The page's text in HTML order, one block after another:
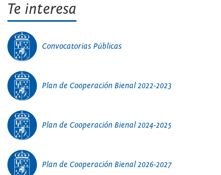
Te interesa
Convocatorias Públicas
Plan de Cooperación Bienal 2022-2023
Plan de Cooperación Bienal 2024-2025
Plan de Cooperación Bienal 2026-2027